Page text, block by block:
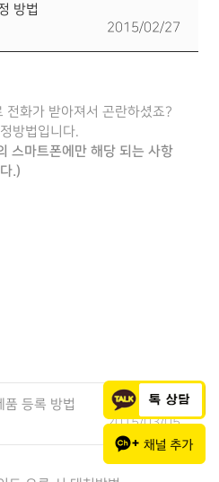
방법
2015/02/27
전화가 받아져서 곤란하셨죠?
방법입니다.
스마트폰에만 해당 되는 사항
.)
품 등록 방법
2015/03/05